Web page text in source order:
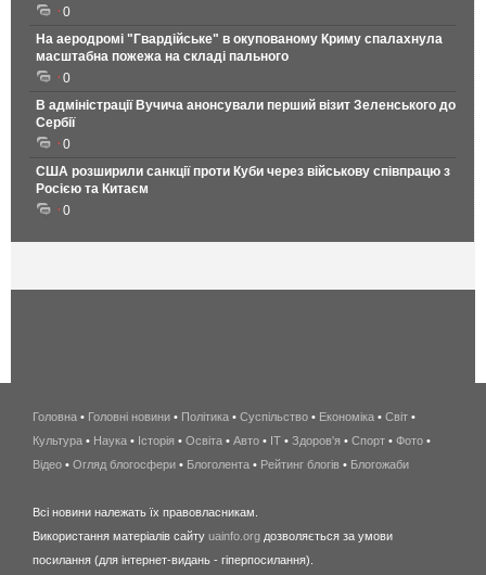
0
На аеродромі "Гвардійське" в окупованому Криму спалахнула
масштабна пожежа на складі пального
0
В адміністрації Вучича анонсували перший візит Зеленського до
Сербії
0
США розширили санкції проти Куби через військову співпрацю з
Росією та Китаєм
0
беспроводной
интернет
киев
wimax
Головна • Головні новини • Політика • Суспільство • Економіка • Світ •
Культура • Наука • Історія • Освіта • Авто • IT • Здоров'я • Спорт • Фото •
Відео • Огляд блогосфери • Блоголента • Рейтинг блогів • Блогожаби
Всі новини належать їх правовласникам.
Використання матеріалів сайту uainfo.org дозволяється за умови
посилання (для інтернет-видань - гіперпосилання).